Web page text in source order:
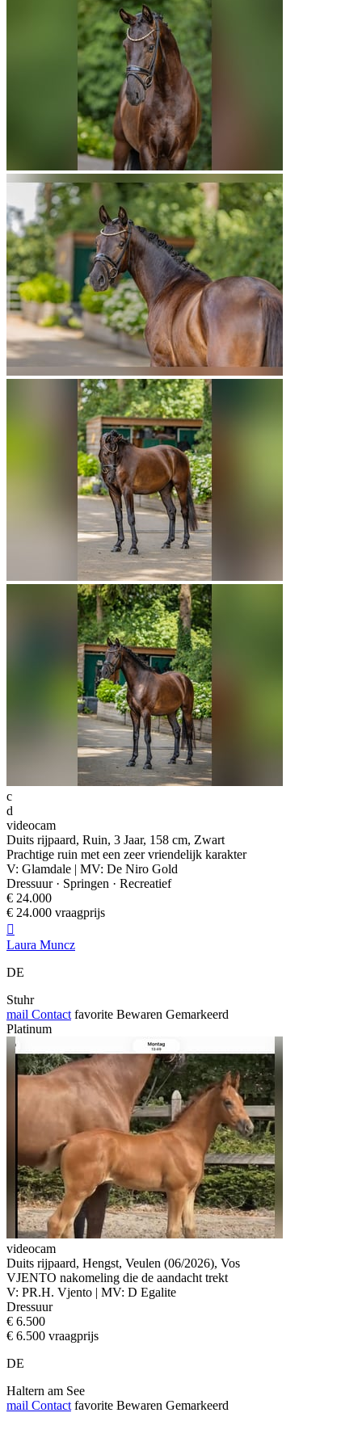
c
d
videocam
Duits rijpaard, Ruin, 3 Jaar, 158 cm, Zwart
Prachtige ruin met een zeer vriendelijk karakter
V: Glamdale | MV: De Niro Gold
Dressuur · Springen · Recreatief
€ 24.000
€ 24.000 vraagprijs

Laura Muncz
DE
Stuhr
mail Contact favorite Bewaren Gemarkeerd
Platinum
videocam
Duits rijpaard, Hengst, Veulen (06/2026), Vos
VJENTO nakomeling die de aandacht trekt
V: PR.H. Vjento | MV: D Egalite
Dressuur
€ 6.500
€ 6.500 vraagprijs
DE
Haltern am See
mail Contact favorite Bewaren Gemarkeerd